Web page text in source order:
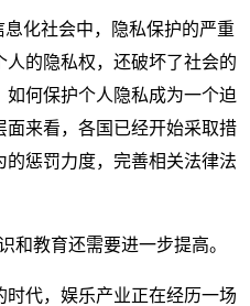
息化社会中，隐私保护的严重
的隐私权，还破坏了社会的
何保护个人隐私成为一个迫
来看，各国已经开始采取措
惩罚力度，完善相关法律法
和教育还需要进一步提高。
代，娱乐产业正在经历一场